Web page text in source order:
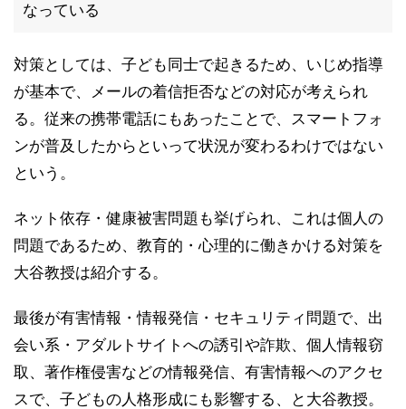
なっている
対策としては、子ども同士で起きるため、いじめ指導
が基本で、メールの着信拒否などの対応が考えられ
る。従来の携帯電話にもあったことで、スマートフォ
ンが普及したからといって状況が変わるわけではない
という。
ネット依存・健康被害問題も挙げられ、これは個人の
問題であるため、教育的・心理的に働きかける対策を
大谷教授は紹介する。
最後が有害情報・情報発信・セキュリティ問題で、出
会い系・アダルトサイトへの誘引や詐欺、個人情報窃
取、著作権侵害などの情報発信、有害情報へのアクセ
スで、子どもの人格形成にも影響する、と大谷教授。